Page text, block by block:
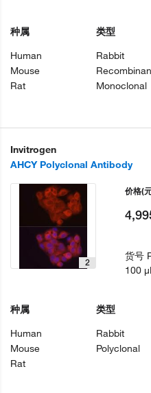
种属
Human
Mouse
Rat
类型
Rabbit
Monoclonal
Invitrogen
AHCY Polyclonal Antibody
2
种属
Human
Mouse
Rat
类型
Rabbit
Polyclonal
价格(
货号
100